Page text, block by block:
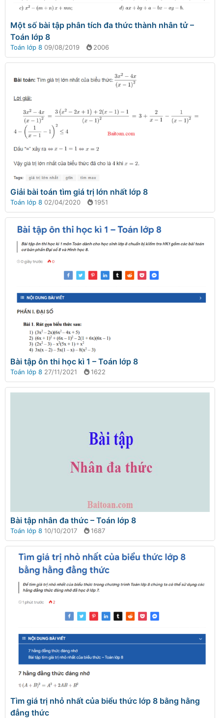
Một số bài tập phân tích đa thức thành nhân tử –
Toán lớp 8
Toán lớp 8 09/08/2019 2006
Giải bài toán tìm giá trị lớn nhất lớp 8
Toán lớp 8 02/04/2020 1951
Bài tập ôn thi học kì 1 – Toán lớp 8
Toán lớp 8 27/11/2021 1622
Bài tập nhân đa thức – Toán lớp 8
Toán lớp 8 10/10/2017 1687
Tìm giá trị nhỏ nhất của biểu thức lớp 8 bằng hằng
đẳng thức